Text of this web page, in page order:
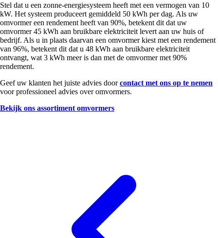
Stel dat u een zonne-energiesysteem heeft met een vermogen van 10
kW. Het systeem produceert gemiddeld 50 kWh per dag. Als uw
omvormer een rendement heeft van 90%, betekent dit dat uw
omvormer 45 kWh aan bruikbare elektriciteit levert aan uw huis of
bedrijf. Als u in plaats daarvan een omvormer kiest met een rendement
van 96%, betekent dit dat u 48 kWh aan bruikbare elektriciteit
ontvangt, wat 3 kWh meer is dan met de omvormer met 90%
rendement.
Geef uw klanten het juiste advies doorcontact met ons op te nemen
voor professioneel advies over omvormers.
Bekijk ons assortiment omvormers